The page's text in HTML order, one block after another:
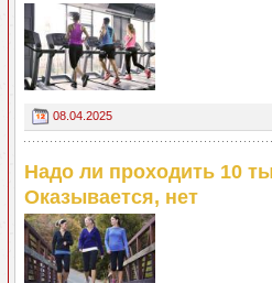
08.04.2025
Надо ли проходить 10
Оказывается, нет